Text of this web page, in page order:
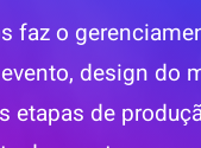
faz o
design do
etapas de